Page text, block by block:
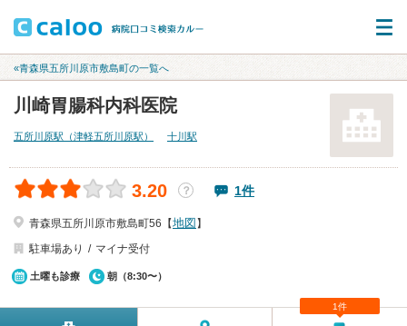
«青森県五所川原市敷島町の一覧へ
川崎胃腸科内科医院
五所川原駅（津軽五所川原駅） 十川駅
3.20 ？ 1件
青森県五所川原市敷島町56【地図 】
駐車場あり
マイナ受付
土曜も診療 朝（8:30〜）
1件